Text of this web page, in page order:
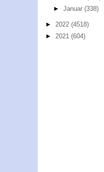
► Januar (338)
► 2022 (4518)
► 2021 (604)